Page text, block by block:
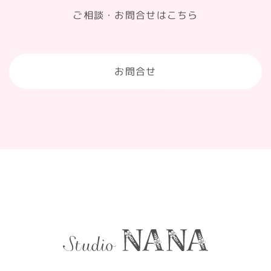
ご相談・お問合せはこちら
お問合せ